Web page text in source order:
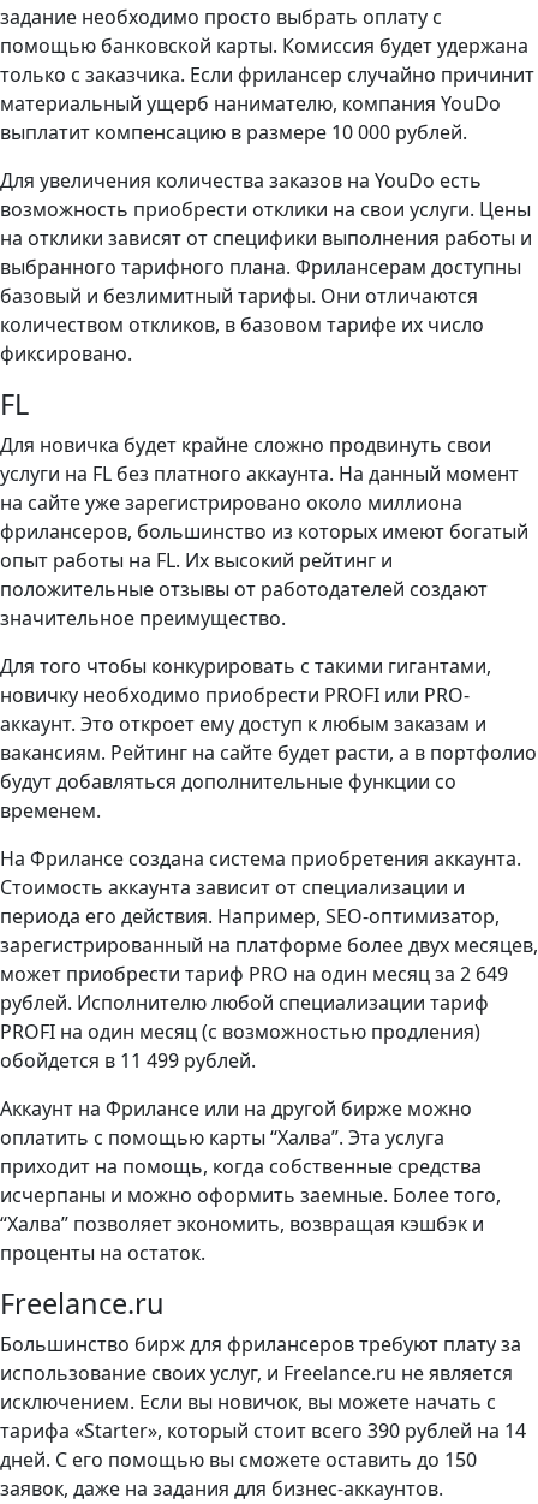
задание необходимо просто выбрать оплату с
помощью банковской карты. Комиссия будет удержана
только с заказчика. Если фрилансер случайно причинит
материальный ущерб нанимателю, компания YouDo
выплатит компенсацию в размере 10 000 рублей.
Для увеличения количества заказов на YouDo есть
возможность приобрести отклики на свои услуги. Цены
на отклики зависят от специфики выполнения работы и
выбранного тарифного плана. Фрилансерам доступны
базовый и безлимитный тарифы. Они отличаются
количеством откликов, в базовом тарифе их число
фиксировано.
FL
Для новичка будет крайне сложно продвинуть свои
услуги на FL без платного аккаунта. На данный момент
на сайте уже зарегистрировано около миллиона
фрилансеров, большинство из которых имеют богатый
опыт работы на FL. Их высокий рейтинг и
положительные отзывы от работодателей создают
значительное преимущество.
Для того чтобы конкурировать с такими гигантами,
новичку необходимо приобрести PROFI или PRO-
аккаунт. Это откроет ему доступ к любым заказам и
вакансиям. Рейтинг на сайте будет расти, а в портфолио
будут добавляться дополнительные функции со
временем.
На Фрилансе создана система приобретения аккаунта.
Стоимость аккаунта зависит от специализации и
периода его действия. Например, SEO-оптимизатор,
зарегистрированный на платформе более двух месяцев,
может приобрести тариф PRO на один месяц за 2 649
рублей. Исполнителю любой специализации тариф
PROFI на один месяц (с возможностью продления)
обойдется в 11 499 рублей.
Аккаунт на Фрилансе или на другой бирже можно
оплатить с помощью карты “Халва”. Эта услуга
приходит на помощь, когда собственные средства
исчерпаны и можно оформить заемные. Более того,
“Халва” позволяет экономить, возвращая кэшбэк и
проценты на остаток.
Freelance.ru
Большинство бирж для фрилансеров требуют плату за
использование своих услуг, и Freelance.ru не является
исключением. Если вы новичок, вы можете начать с
тарифа «Starter», который стоит всего 390 рублей на 14
дней. С его помощью вы сможете оставить до 150
заявок, даже на задания для бизнес-аккаунтов.